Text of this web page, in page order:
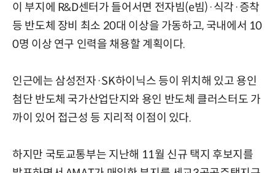
이 부지에 R&D센터가 들어서면 전자빔(e빔)·식각·증착
등 반도체 장비 최소 20대 이상을 가동하고, 국내에서 10
0명 이상 연구 인력을 채용할 계획이다.
인근에는 삼성전자·SK하이닉스 등이 위치해 있고 용인
첨단 반도체 국가산업단지와 용인 반도체 클러스터도 가
까이 있어 접근성 등 지리적 이점이 있다.
하지만 국토교통부는 지난해 11월 신규 택지 후보지를